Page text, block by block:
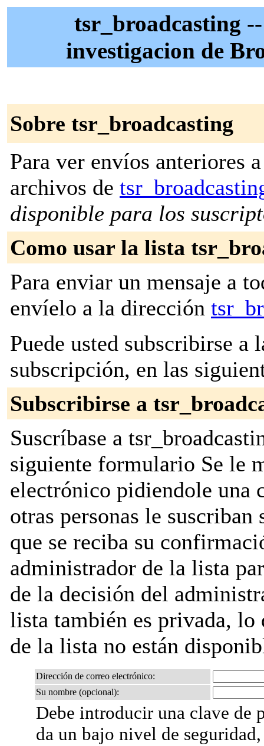
tsr_broadcasting
investigacion de
Sobre tsr_broadcasting
Para ver envíos anteriores
archivos de
disponible para los
Como usar la lista
Para enviar un mensaje a
envíelo a la dirección
Puede usted subscribirse a
subscripción, en las
Subscribirse a
Suscríbase a
siguiente formulario Se le
electrónico pidiendole una
otras personas le
que se reciba su
administrador de la lista
de la decisión del
lista también es privada,
de la lista no están
Dirección de correo electrónico:
Su nombre (opcional):
Debe introducir una clave de
da un bajo nivel de